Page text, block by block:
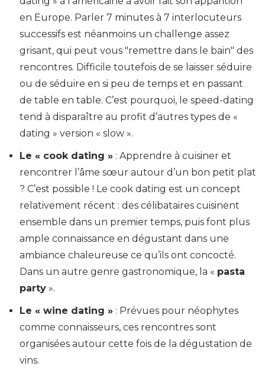
en Europe. Parler 7 minutes à 7 interlocuteurs
successifs est néanmoins un challenge assez
grisant, qui peut vous "remettre dans le bain" des
rencontres. Difficile toutefois de se laisser séduire
ou de séduire en si peu de temps et en passant
de table en table. C’est pourquoi, le speed-dating
tend à disparaître au profit d’autres types de «
dating » version « slow ».
Le « cook dating » : Apprendre à cuisiner et
rencontrer l’âme sœur autour d’un bon petit plat
? C’est possible ! Le cook dating est un concept
relativement récent : des célibataires cuisinent
ensemble dans un premier temps, puis font plus
ample connaissance en dégustant dans une
ambiance chaleureuse ce qu’ils ont concocté.
Dans un autre genre gastronomique, la « pasta
party ».
Le « wine dating » : Prévues pour néophytes
comme connaisseurs, ces rencontres sont
organisées autour cette fois de la dégustation de
vins.